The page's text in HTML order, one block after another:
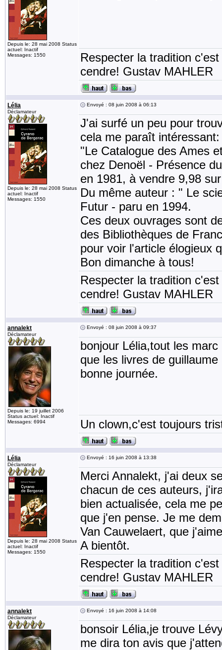
Depuis le: 28 mai 2008 Status
actuel: Inactif
Messages: 1550
Respecter la tradition
cendre! Gustav MAHLER
Lélia
Déclamateur
Depuis le: 28 mai 2008 Status
actuel: Inactif
Messages: 1550
Envoyé : 08 juin 2008 à 06:13
J'ai surfé un peu pour
cela me paraît intéressant:
"Le Catalogue des Ames
chez Denoël - Présence
en 1981, à vendre 9,98
Du même auteur : " Le
Futur - paru en 1994.
Ces deux ouvrages sont
des Bibliothèques de
pour voir l'article élogieux
Bon dimanche à tous!
Respecter la tradition
cendre! Gustav MAHLER
annalekt
Déclamateur
Depuis le: 19 juillet 2006
Status actuel: Inactif
Messages: 6994
Envoyé : 08 juin 2008 à 09:37
bonjour Lélia,tout les
que les livres de
bonne journée.
Un clown,c'est toujours
Lélia
Déclamateur
Depuis le: 28 mai 2008 Status
actuel: Inactif
Messages: 1550
Envoyé : 16 juin 2008 à 13:38
Merci Annalekt, j'ai deux
chacun de ces auteurs,
bien actualisée, cela me
que j'en pense. Je me
Van Cauwelaert, que
A bientôt.
Respecter la tradition
cendre! Gustav MAHLER
annalekt
Déclamateur
Envoyé : 16 juin 2008 à 14:08
bonsoir Lélia,je trouve
me dira ton avis que